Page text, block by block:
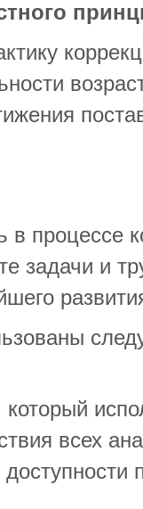
процессе
задачи и
всех